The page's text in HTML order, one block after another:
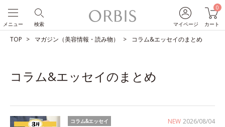
マイページ
0
カート
検索
メニュー
TOP マガジン（美容情報・読み物） コラム&エッセイのまとめ
コラム&エッセイのまとめ
NEW 2026/08/04
コラム&エッセイ